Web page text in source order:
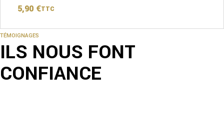
5,90 €TTC
page
produit
TÉMOIGNAGES
ILS NOUS FONT
CONFIANCE